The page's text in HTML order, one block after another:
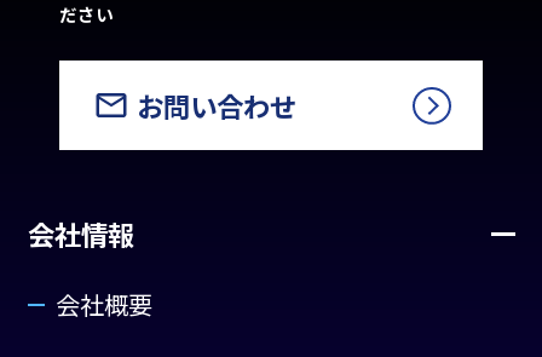
ださい
お問い合わせ
会社情報
会社概要